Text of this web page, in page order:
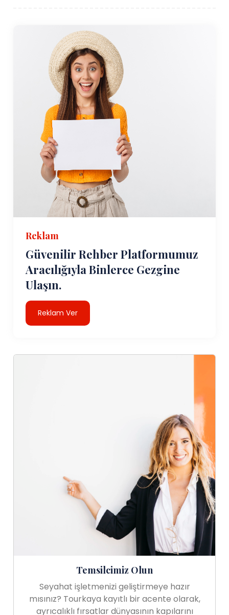
Reklam
Güvenilir Rehber Platformumuz
Aracılığıyla Binlerce Gezgine
Ulaşın.
Reklam Ver
Temsilcimiz Olun
Seyahat işletmenizi geliştirmeye hazır
mısınız? Tourkaya kayıtlı bir acente olarak,
ayrıcalıklı fırsatlar dünyasının kapılarını